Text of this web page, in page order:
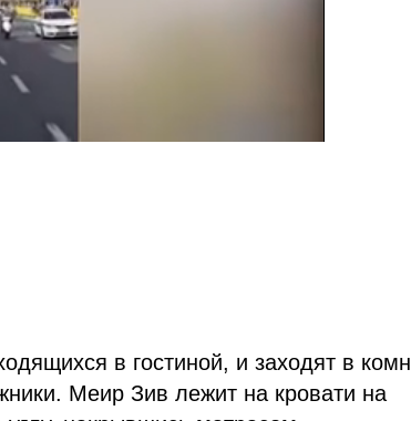
в гостиной, и заходят в
Меир Зив лежит на кровати на